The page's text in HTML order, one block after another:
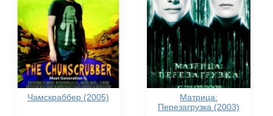
Чамскраббер (2005)
Матрица:
Перезагрузка (2003)